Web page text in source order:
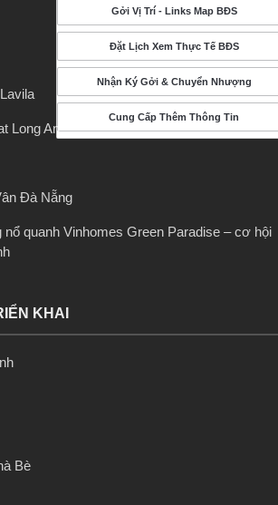
Gởi Vị Trí - Links Map BĐS
Đặt Lịch Xem Thực Tế BĐS
Nhận Ký Gởi & Chuyển Nhượng
Cung Cấp Thêm Thông Tin
Long An
Đà Nẵng
nổ quanh Vinhomes Green Paradise – cơ hội
KHAI
Bè